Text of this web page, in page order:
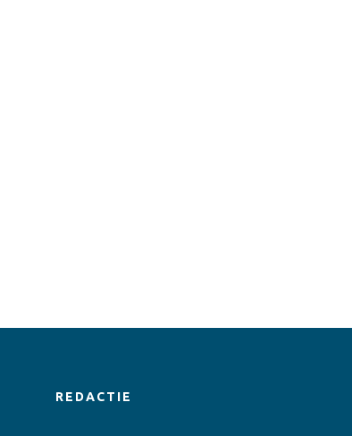
REDACTIE